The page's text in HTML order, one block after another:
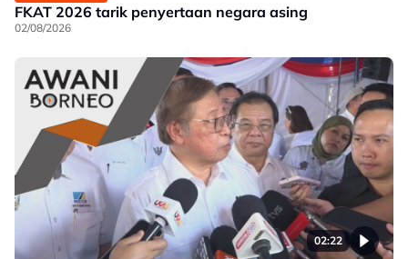
FKAT 2026 tarik penyertaan negara asing
02/08/2026
02:22